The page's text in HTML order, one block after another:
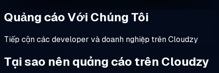
Quảng cáo Với Chúng Tôi
Tiếp cận các developer và doanh nghiệp trên Cloudzy
Tại sao nên quảng cáo trên Cloudzy